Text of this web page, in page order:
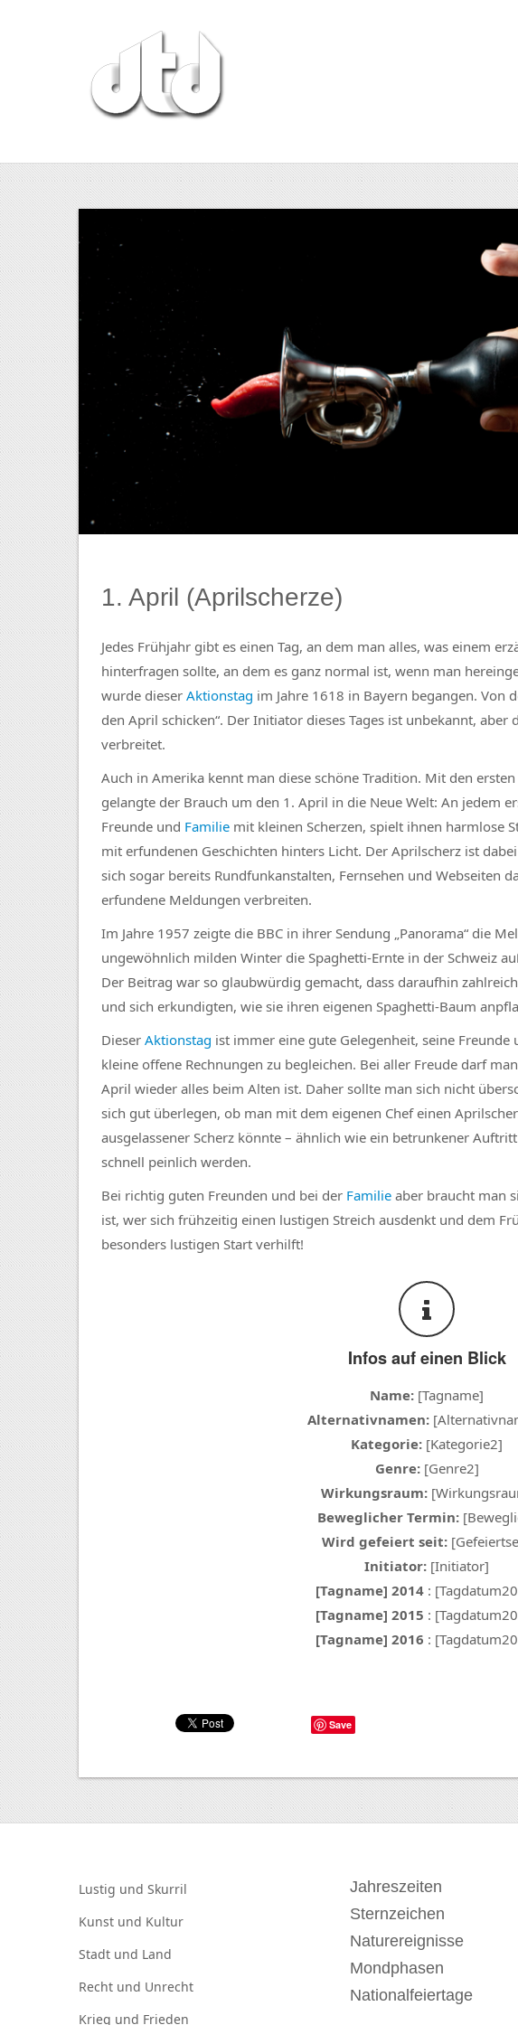
1. April (Aprilscherze)
Jedes Frühjahr gibt es einen Tag, an dem man alles, was einem
hinterfragen sollte, an dem es ganz normal ist, wenn man
wurde dieser Aktionstag im Jahre 1618 in Bayern begangen. Von
den April schicken“. Der Initiator dieses Tages ist unbekannt,
verbreitet.
Auch in Amerika kennt man diese schöne Tradition. Mit den
gelangte der Brauch um den 1. April in die Neue Welt: An jedem
Freunde und Familie mit kleinen Scherzen, spielt ihnen harmlose
mit erfundenen Geschichten hinters Licht. Der Aprilscherz ist
sich sogar bereits Rundfunkanstalten, Fernsehen und Webseiten
erfundene Meldungen verbreiten.
Im Jahre 1957 zeigte die BBC in ihrer Sendung „Panorama“ die
ungewöhnlich milden Winter die Spaghetti-Ernte in der Schweiz
Der Beitrag war so glaubwürdig gemacht, dass daraufhin
und sich erkundigten, wie sie ihren eigenen Spaghetti-Baum
Dieser Aktionstag ist immer eine gute Gelegenheit, seine
kleine offene Rechnungen zu begleichen. Bei aller Freude darf
April wieder alles beim Alten ist. Daher sollte man sich nicht
sich gut überlegen, ob man mit dem eigenen Chef einen
ausgelassener Scherz könnte – ähnlich wie ein betrunkener
schnell peinlich werden.
Bei richtig guten Freunden und bei der Familie aber braucht man
ist, wer sich frühzeitig einen lustigen Streich ausdenkt und dem
besonders lustigen Start verhilft!
Infos auf einen Blick
Name: [Tagname]
Alternativnamen:
Kategorie: [Kategorie2]
Genre:[Genre2]
Wirkungsraum:
Beweglicher Termin:
Wird gefeiert seit:
Initiator: [Initiator]
[Tagname] 2014 :
[Tagname] 2015 :
[Tagname] 2016 :
Save
Lustig und Skurril
Kunst und Kultur
Stadt und Land
Recht und Unrecht
Krieg und Frieden
Jahreszeiten
Sternzeichen
Naturereignisse
Mondphasen
Nationalfeiertage